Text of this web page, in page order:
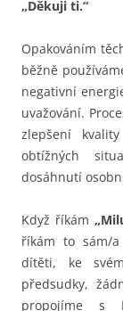
„Děkuji ti.“
Opakováním
běžně
negativní
uvažování.
zlepšení
obtížných
dosáhnutí
Když říkám
říkám to sám/
dítěti, ke
předsudky,
propojíme s